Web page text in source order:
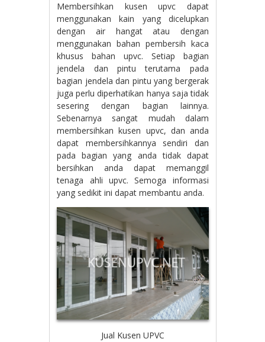
Membersihkan kusen upvc dapat
menggunakan kain yang dicelupkan
dengan air hangat atau dengan
menggunakan bahan pembersih kaca
khusus bahan upvc. Setiap bagian
jendela dan pintu terutama pada
bagian jendela dan pintu yang bergerak
juga perlu diperhatikan hanya saja tidak
sesering dengan bagian lainnya.
Sebenarnya sangat mudah dalam
membersihkan kusen upvc, dan anda
dapat membersihkannya sendiri dan
pada bagian yang anda tidak dapat
bersihkan anda dapat memanggil
tenaga ahli upvc. Semoga informasi
yang sedikit ini dapat membantu anda.
Jual Kusen UPVC